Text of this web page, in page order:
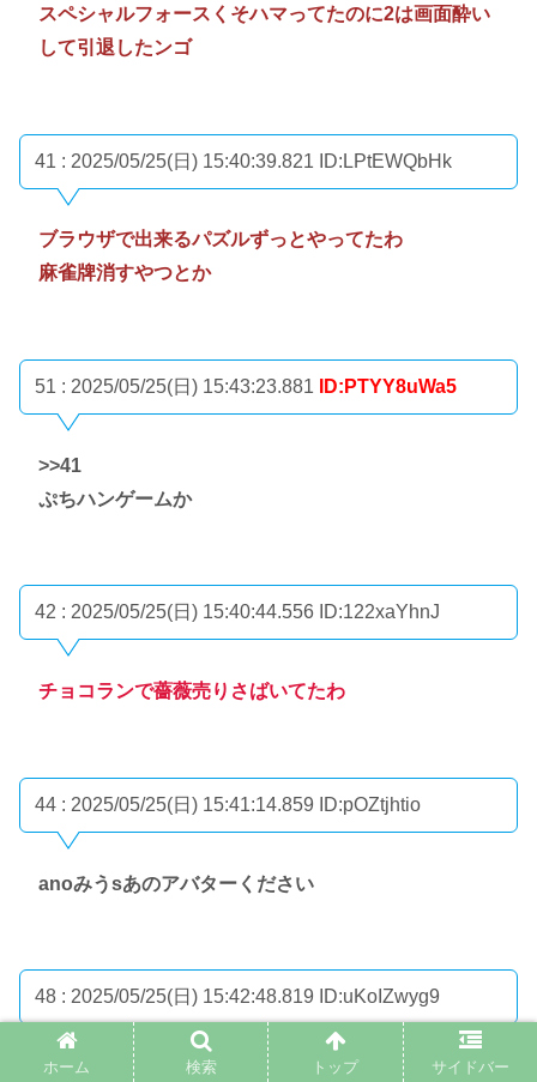
スペシャルフォースくそハマってたのに2は画面酔い
して引退したンゴ
41 : 2025/05/25(日) 15:40:39.821 ID:LPtEWQbHk
ブラウザで出来るパズルずっとやってたわ
麻雀牌消すやつとか
51 : 2025/05/25(日) 15:43:23.881 ID:PTYY8uWa5
>>41
ぷちハンゲームか
42 : 2025/05/25(日) 15:40:44.556 ID:122xaYhnJ
チョコランで薔薇売りさばいてたわ
44 : 2025/05/25(日) 15:41:14.859 ID:pOZtjhtio
anoみうsあのアバターください
48 : 2025/05/25(日) 15:42:48.819 ID:uKoIZwyg9
アバター交換掲示板でこのアカウント売りますって書
ホーム 検索 トップ サイドバー